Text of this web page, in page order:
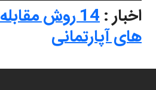
اخبار : 14 روش
های آپارتمانی